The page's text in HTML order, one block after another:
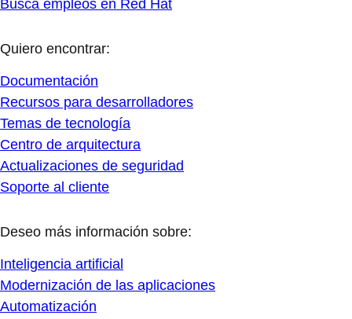
Busca empleos en Red Hat
Quiero encontrar:
Documentación
Recursos para desarrolladores
Temas de tecnología
Centro de arquitectura
Actualizaciones de seguridad
Soporte al cliente
Deseo más información sobre:
Inteligencia artificial
Modernización de las aplicaciones
Automatización